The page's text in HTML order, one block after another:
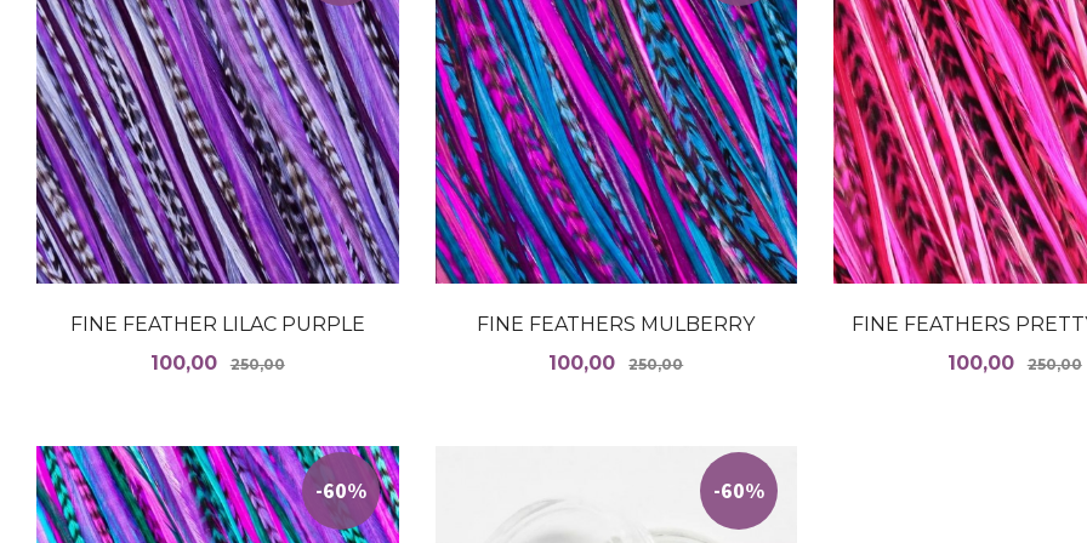
FINE FEATHER LILAC PURPLE
Tilbud
100,00 250,00Rabatt
LES MER
FINE FEATHERS MULBERRY
Tilbud
100,00 250,00Rabatt
FINE FEATHERS
Tilbud
100,00 250,00
-60% -60%